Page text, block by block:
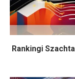
Rankingi